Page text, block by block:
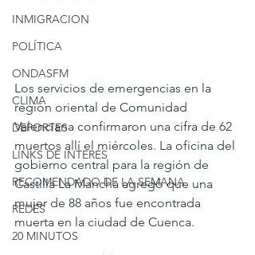
INMIGRACION
POLÍTICA
ONDASFM
CLIMA
DEPORTES
LINKS DE INTERES
RECOMENDADO DE LA SEMANA
REDES
20 MINUTOS
Los servicios de emergencias en la
región oriental de Comunidad
Valenciana confirmaron una cifra de 62
muertos allí el miércoles. La oficina del
gobierno central para la región de
Castilla La Mancha agregó que una
mujer de 88 años fue encontrada
muerta en la ciudad de Cuenca.